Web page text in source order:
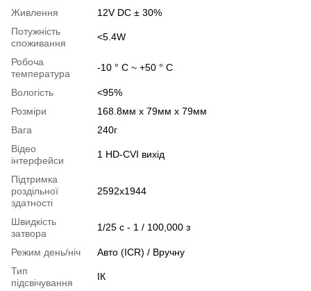
Живлення
12V DC ± 30%
Потужність
споживання
<5.4W
Робоча
температура
-10 ° C ~ +50 ° C
Вологість
<95%
Розміри
168.8мм x 79мм x 79мм
Вага
240г
Відео
інтерфейси
1 HD-CVI вихід
Підтримка
роздільної
здатності
2592x1944
Швидкість
затвора
1/25 с - 1 / 100,000 з
Режим день/ніч
Авто (ICR) / Вручну
Тип
підсвічування
ІК